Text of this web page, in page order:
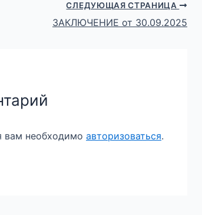
СЛЕДУЮЩАЯ СТРАНИЦА
ЗАКЛЮЧЕНИЕ от 30.09.2025
вам необходимо авторизоваться.